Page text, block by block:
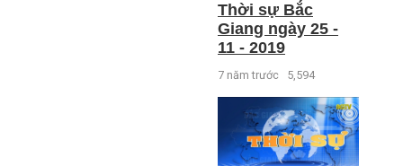
Thời sự Bắc
Giang ngày 25 -
11 - 2019
7 năm trước 5,594